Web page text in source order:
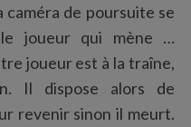
caméra de poursuite se
joueur qui mène …
joueur est à la traîne,
Il dispose alors de
revenir sinon il meurt.